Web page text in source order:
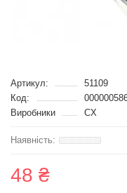
Артикул:
51109
Код:
Виробники
CX
48 ₴